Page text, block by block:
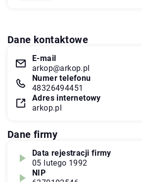
Dane kontaktowe
E-mail
arkop@arkop.pl
Numer telefonu
48326494451
Adres internetowy
arkop.pl
Dane firmy
Data rejestracji firmy
05 lutego 1992
NIP